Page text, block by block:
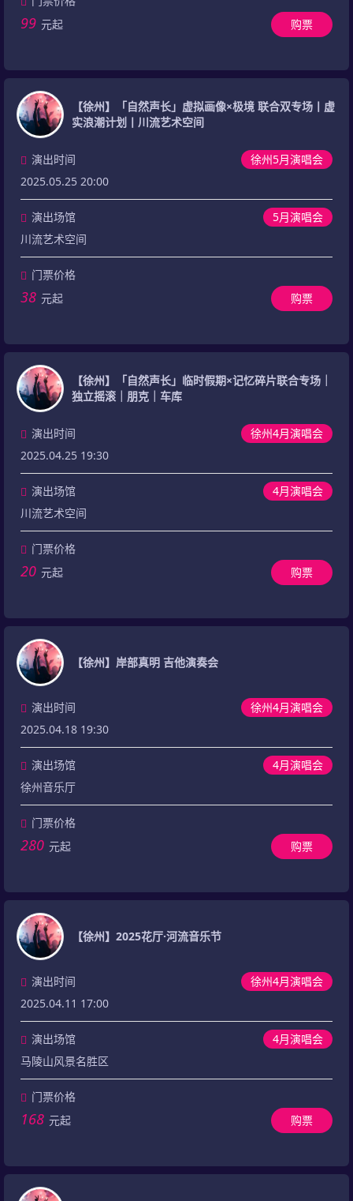
99 元起 购票
【徐州】「自然声长」虚拟画像×极境 联合双专场丨虚
实浪潮计划丨川流艺术空间
徐州5月演唱会
演出时间
2025.05.25 20:00
5月演唱会
演出场馆
川流艺术空间
门票价格
38 元起 购票
【徐州】「自然声长」临时假期×记忆碎片联合专场｜
独立摇滚｜朋克｜车库
徐州4月演唱会
演出时间
2025.04.25 19:30
4月演唱会
演出场馆
川流艺术空间
门票价格
20 元起 购票
【徐州】岸部真明 吉他演奏会
徐州4月演唱会
演出时间
2025.04.18 19:30
4月演唱会
演出场馆
徐州音乐厅
门票价格
280 元起 购票
【徐州】2025花厅·河流音乐节
徐州4月演唱会
演出时间
2025.04.11 17:00
4月演唱会
演出场馆
马陵山风景名胜区
门票价格
168 元起 购票